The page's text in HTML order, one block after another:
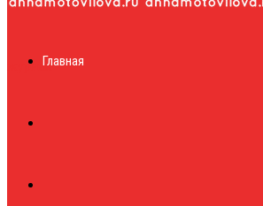
журналГлавная